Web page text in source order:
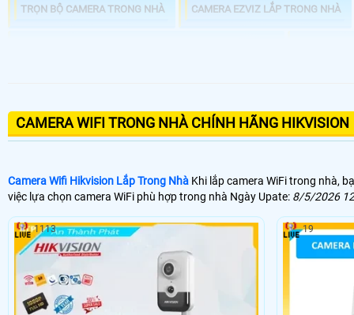
TRỌN BỘ CAMERA TRONG NHÀ CAMERA EZVIZ LẮP TRONG NHÀ
CAMERA WIFI TRONG NHÀ CHÍNH HÃNG HIKVISION
Camera Wifi Hikvision Lắp Trong Nhà Khi lắp camera WiFi trong nhà,
việc lựa chọn camera WiFi phù hợp trong nhà Ngày Upate: 8/5/2026
1113 19